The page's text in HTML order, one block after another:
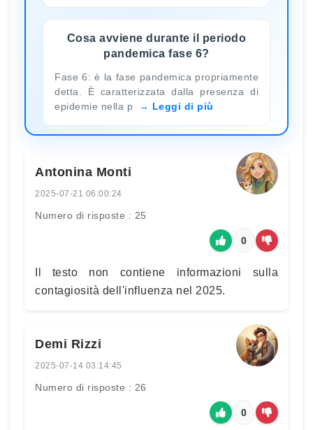
Cosa avviene durante il periodo
pandemica fase 6?
Fase 6: è la fase pandemica propriamente
detta. È caratterizzata dalla presenza di
epidemie nella p
Leggi di più
Antonina Monti
2025-07-21 06:00:24
Numero di risposte : 25
0
Il testo non contiene informazioni sulla
contagiosità dell'influenza nel 2025.
Demi Rizzi
2025-07-14 03:14:45
Numero di risposte : 26
0